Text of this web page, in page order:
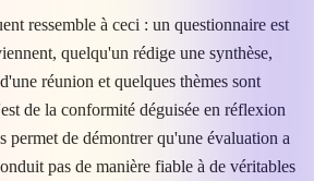
ressemble à ceci : un questionnaire est
quelqu'un rédige une synthèse,
réunion et quelques thèmes sont
de la conformité déguisée en réflexion
permet de démontrer qu'une évaluation a
pas de manière fiable à de véritables